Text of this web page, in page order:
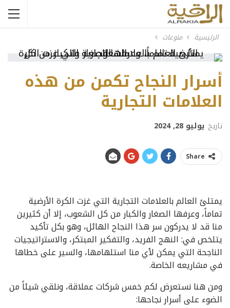
الرئيسية منوعات
أسرار النجاح تكمن من هذه
العلامات التجارية
تاريخ يوليو 28, 2024
Share
يمتلئ العالم بالعلامات التجارية التي غزت الكرة الأرضية
تماماً، وعرفها الصغار والكبار من كل الشعوب، إلا أن كثيرين
منا قد لا يدركون سر هذا النجاح الهائل، وهو بكل تأكيد
يتلخص في: النهج الفريد، والتفكير المبتكر، والاستراتيجيات
الناجحة التي يمكن لأي منا استلهامها، والسير على خطاها
في مشاريعه الخاصة.
ومن هنا نستعرض لكم خمس شركات عملاقة، ونلقي شيئاً من
الضوء على أسرار نجاحها: